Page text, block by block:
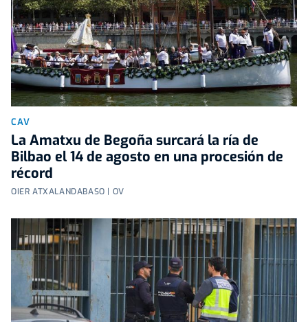
CAV
La Amatxu de Begoña surcará la ría de
Bilbao el 14 de agosto en una procesión de
récord
OIER ATXALANDABASO | OV